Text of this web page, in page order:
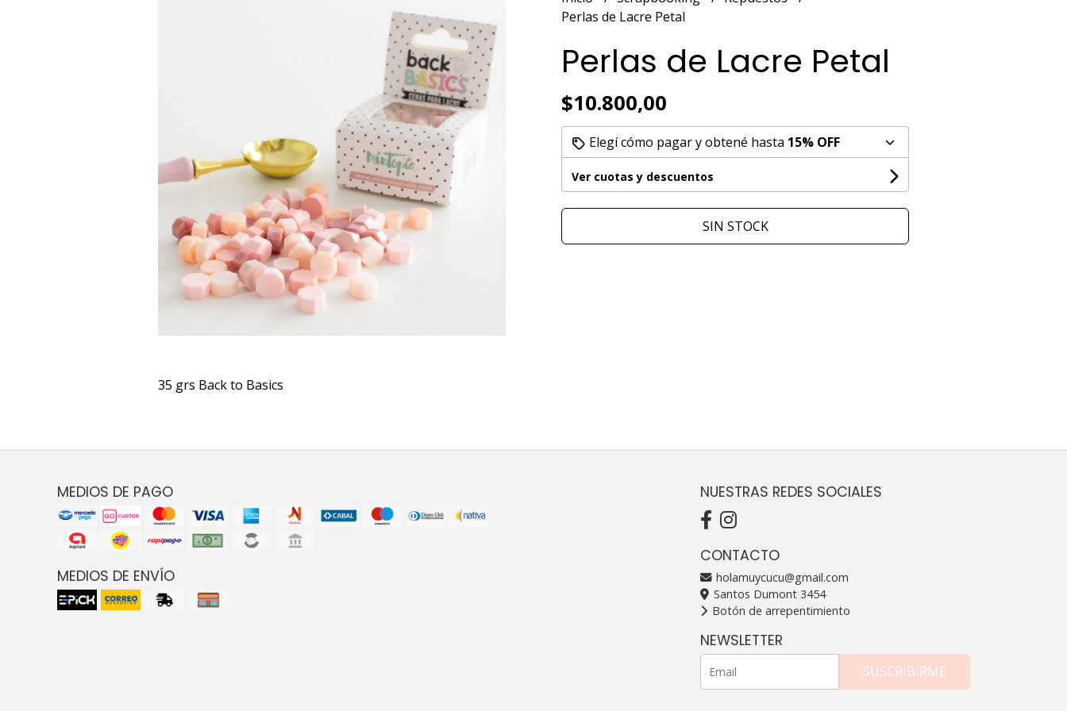
35 grs Back to Basics
Perlas de Lacre Petal
Perlas de Lacre Petal
$10.800,00
Elegí cómo pagar y obtené hasta 15% OFF
Ver cuotas y descuentos
SIN STOCK
MEDIOS DE PAGO
MEDIOS DE ENVÍO
NUESTRAS REDES SOCIALES
CONTACTO
holamuycucu@gmail.com
Santos Dumont 3454
Botón de arrepentimiento
NEWSLETTER
SUSCRIBIRME